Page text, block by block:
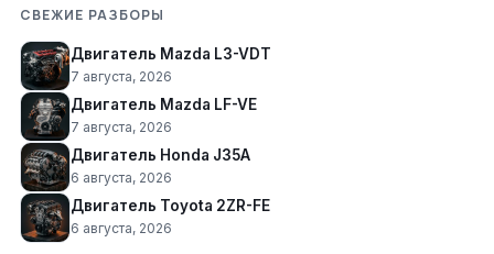
СВЕЖИЕ РАЗБОРЫ
Двигатель Mazda L3-VDT
7 августа, 2026
Двигатель Mazda LF-VE
7 августа, 2026
Двигатель Honda J35A
6 августа, 2026
Двигатель Toyota 2ZR-FE
6 августа, 2026